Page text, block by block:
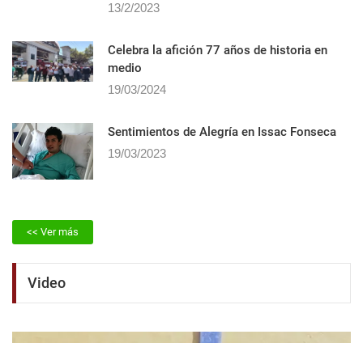
13/2/2023
Celebra la afición 77 años de historia en
medio
19/03/2024
Sentimientos de Alegrí­a en Issac Fonseca
19/03/2023
<< Ver más
Video